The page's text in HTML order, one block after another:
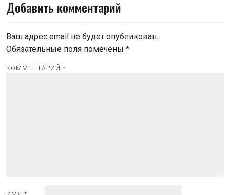
г
а
ц
и
Добавить комментарий
Ваш адрес email не будет опубликован.
Обязательные поля помечены *
КОММЕНТАРИЙ *